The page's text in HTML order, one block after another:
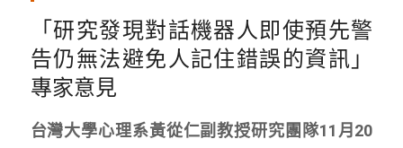
「研究發現對話機器人即使預先警
告仍無法避免人記住錯誤的資訊」
專家意見
台灣大學心理系黃從仁副教授研究團隊11月20